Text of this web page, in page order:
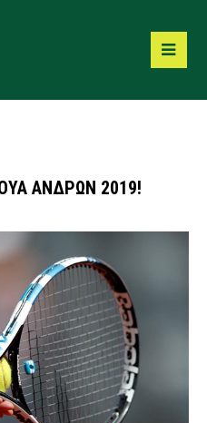
ΑΝΔΡΩΝ 2019!